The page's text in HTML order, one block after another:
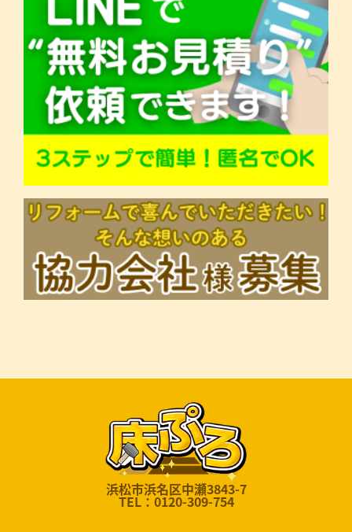
浜松市浜名区中瀬3843-7
TEL：0120-309-754